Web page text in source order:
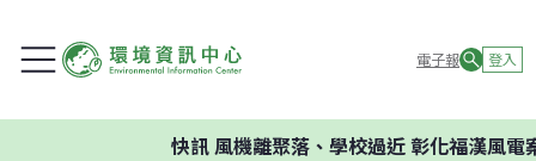
電子報 登入
快訊風機離聚落、學校過近 彰化福漢風電案環